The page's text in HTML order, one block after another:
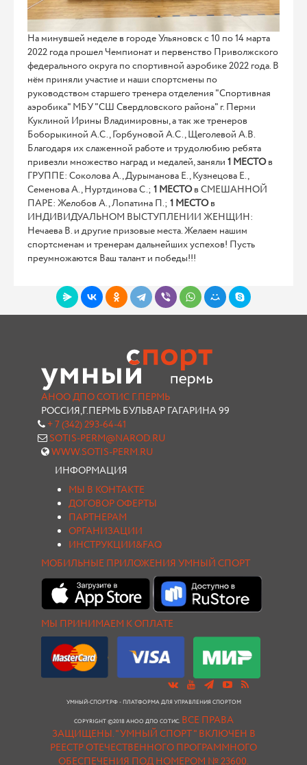
На минувшей неделе в городе Ульяновск с 10 по 14 марта
2022 года прошел Чемпионат и первенство Приволжского
федерального округа по спортивной аэробике 2022 года. В
нём приняли участие и наши спортсмены по
руководством старшего тренера отделения "Спортивная
аэробика" МБУ "СШ Свердловского района" г. Перми
Куклиной Ирины Владимировны, а так же тренеров
Боборыкиной А.С., Горбуновой А.С., Щеголевой А.В.
Благодаря их слаженной работе и трудолюбию ребята
привезли множество наград и медалей, заняли 1 МЕСТОв
ГРУППЕ: Соколова А., Дурыманова Е., Кузнецова Е.,
Семенова А., Нуртдинова С.; 1 МЕСТОв СМЕШАННОЙ
ПАРЕ: Желобов А., Лопатина П.; 1 МЕСТОв
ИНДИВИДУАЛЬНОМ ВЫСТУПЛЕНИИ ЖЕНЩИН:
Нечаева В. и другие призовые места. Желаем нашим
спортсменам и тренерам дальнейших успехов! Пусть
преумножаются Ваш талант и победы!!!
АНОО ДПО СОТИС Г.ПЕРМЬ
РОССИЯ,Г.ПЕРМЬ БУЛЬВАР ГАГАРИНА 99
+ 7 (342) 293-64-41
SOTIS-PERM@NAROD.RU
WWW.SOTIS-PERM.RU
ИНФОРМАЦИЯ
МЫ В КОНТАКТЕ
ДОГОВОР ОФЕРТЫ
ПАРТНЕРАМ
ОРГАНИЗАЦИИ
ИНСТРУКЦИИ&FAQ
МОБИЛЬНЫЕ ПРИЛОЖЕНИЯ УМНЫЙ СПОРТ
МЫ ПРИНИМАЕМ К ОПЛАТЕ
УМНЫЙ-СПОРТ.РФ - ПЛАТФОРМА ДЛЯ УПРАВЛЕНИЯ СПОРТОМ
COPYRIGHT ©2018 АНОО ДПО СОТИС. ВСЕ ПРАВА
ЗАЩИЩЕНЫ."УМНЫЙ СПОРТ " ВКЛЮЧЕН В
РЕЕСТР ОТЕЧЕСТВЕННОГО ПРОГРАММНОГО
ОБЕСПЕЧЕНИЯ ПОД НОМЕРОМ № 23600.